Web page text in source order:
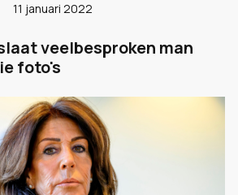
11 januari 2022
veelbesproken man
foto's